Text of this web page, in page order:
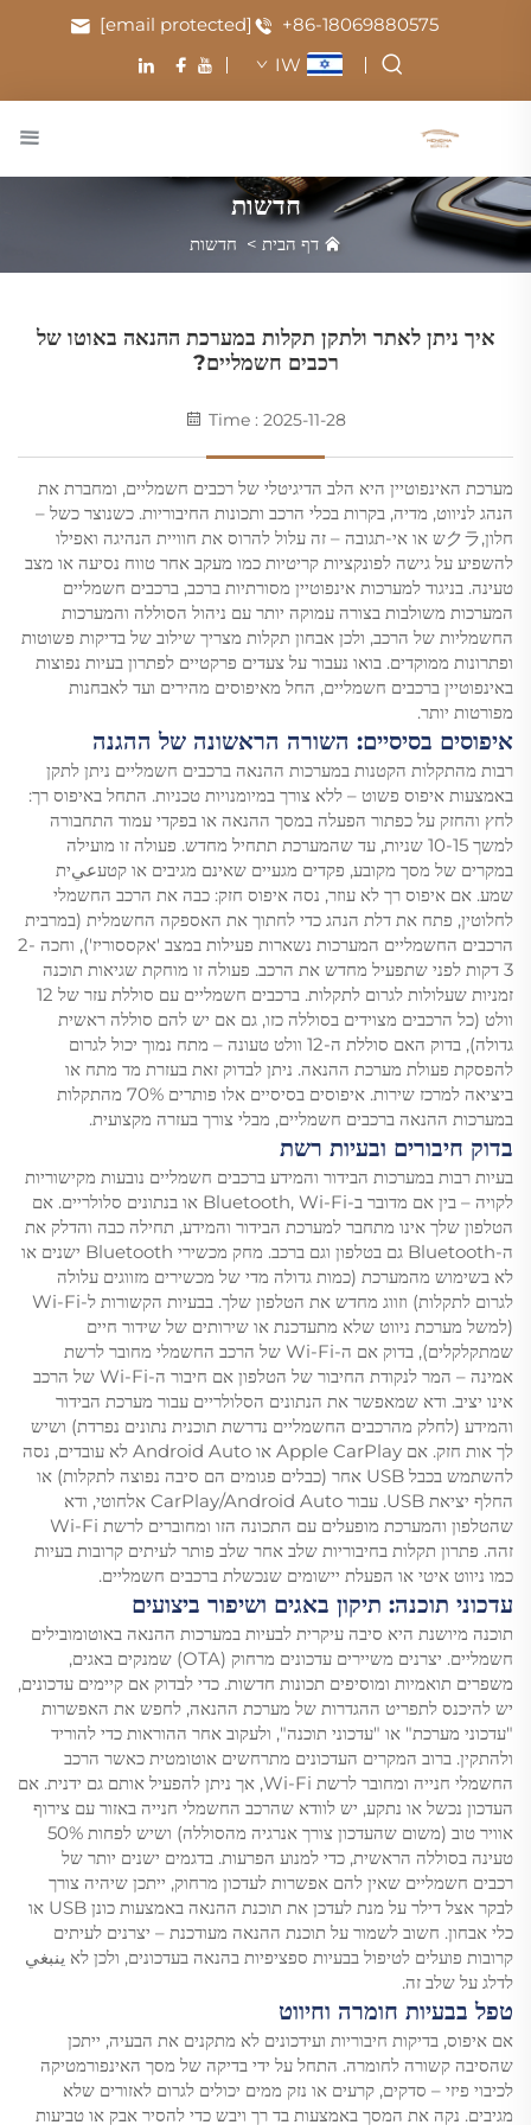
+86-18069880575
[email protected]
IW
חדשות
דף הבית > חדשות
איך ניתן לאתר ולתקן תקלות במערכת ההנאה באוטו של
רכבים חשמליים?
Time : 2025-11-28
מערכת האינפוטיין היא הלב הדיגיטלי של רכבים חשמליים, ומחברת את
הנהג לניווט, מדיה, בקרות בכלי הרכב ותכונות החיבוריות. כשנוצר כשל –
חלון,クラש או אי-תגובה – זה עלול להרוס את חוויית הנהיגה ואפילו
להשפיע על גישה לפונקציות קריטיות כמו מעקב אחר טווח נסיעה או מצב
טעינה. בניגוד למערכות אינפוטיין מסורתיות ברכב, ברכבים חשמליים
המערכות משולבות בצורה עמוקה יותר עם ניהול הסוללה והמערכות
החשמליות של הרכב, ולכן אבחון תקלות מצריך שילוב של בדיקות פשוטות
ופתרונות ממוקדים. בואו נעבור על צעדים פרקטיים לפתרון בעיות נפוצות
באינפוטיין ברכבים חשמליים, החל מאיפוסים מהירים ועד לאבחנות
מפורטות יותר.
איפוסים בסיסיים: השורה הראשונה של ההגנה
רבות מהתקלות הקטנות במערכות ההנאה ברכבים חשמליים ניתן לתקן
באמצעות איפוס פשוט – ללא צורך במיומנויות טכניות. התחל באיפוס רך:
לחץ והחזק על כפתור הפעלה במסך ההנאה או בפקדי עמוד התחבורה
למשך 10-15 שניות, עד שהמערכת תתחיל מחדש. פעולה זו מועילה
במקרים של מסך מקובע, פקדים מגעיים שאינם מגיבים או קטעعيית
שמע. אם איפוס רך לא עוזר, נסה איפוס חזק: כבה את הרכב החשמלי
לחלוטין, פתח את דלת הנהג כדי לחתוך את האספקה החשמלית (במרבית
הרכבים החשמליים המערכות נשארות פעילות במצב 'אקססוריז'), וחכה 2-
3 דקות לפני שתפעיל מחדש את הרכב. פעולה זו מוחקת שגיאות תוכנה
זמניות שעלולות לגרום לתקלות. ברכבים חשמליים עם סוללת עזר של 12
וולט (כל הרכבים מצוידים בסוללה כזו, גם אם יש להם סוללה ראשית
גדולה), בדוק האם סוללת ה-12 וולט טעונה – מתח נמוך יכול לגרום
להפסקת פעולת מערכת ההנאה. ניתן לבדוק זאת בעזרת מד מתח או
ביציאה למרכז שירות. איפוסים בסיסיים אלו פותרים 70% מהתקלות
במערכות ההנאה ברכבים חשמליים, מבלי צורך בעזרה מקצועית.
בדוק חיבורים ובעיות רשת
בעיות רבות במערכות הבידור והמידע ברכבים חשמליים נובעות מקישוריות
לקויה – בין אם מדובר ב-Bluetooth, Wi-Fi או בנתונים סלולריים. אם
הטלפון שלך אינו מתחבר למערכת הבידור והמידע, תחילה כבה והדלק את
ה-Bluetooth גם בטלפון וגם ברכב. מחק מכשירי Bluetooth ישנים או
לא בשימוש מהמערכת (כמות גדולה מדי של מכשירים מזווגים עלולה
לגרום לתקלות) וזווג מחדש את הטלפון שלך. בבעיות הקשורות ל-Wi-Fi
(למשל מערכת ניווט שלא מתעדכנת או שירותים של שידור חיים
שמתקלקלים), בדוק אם ה-Wi-Fi של הרכב החשמלי מחובר לרשת
אמינה – המר לנקודת החיבור של הטלפון אם חיבור ה-Wi-Fi של הרכב
אינו יציב. ודא שמאפשר את הנתונים הסלולריים עבור מערכת הבידור
והמידע (לחלק מהרכבים החשמליים נדרשת תוכנית נתונים נפרדת) ושיש
לך אות חזק. אם Apple CarPlay או Android Auto לא עובדים, נסה
להשתמש בכבל USB אחר (כבלים פגומים הם סיבה נפוצה לתקלות) או
החלף יציאת USB. עבור CarPlay/Android Auto אלחוטי, ודא
שהטלפון והמערכת מופעלים עם התכונה הזו ומחוברים לרשת Wi-Fi
זהה. פתרון תקלות בחיבוריות שלב אחר שלב פותר לעיתים קרובות בעיות
כמו ניווט איטי או הפעלת יישומים שנכשלת ברכבים חשמליים.
עדכוני תוכנה: תיקון באגים ושיפור ביצועים
תוכנה מיושנת היא סיבה עיקרית לבעיות במערכות ההנאה באוטומובילים
חשמליים. יצרנים משיירים עדכונים מרחוק (OTA) שמנקים באגים,
משפרים תואמיות ומוסיפים תכונות חדשות. כדי לבדוק אם קיימים עדכונים,
יש להיכנס לתפריט ההגדרות של מערכת ההנאה, לחפש את האפשרות
"עדכוני מערכת" או "עדכוני תוכנה", ולעקוב אחר ההוראות כדי להוריד
ולהתקין. ברוב המקרים העדכונים מתרחשים אוטומטית כאשר הרכב
החשמלי חנייה ומחובר לרשת Wi-Fi, אך ניתן להפעיל אותם גם ידנית. אם
העדכון נכשל או נתקע, יש לוודא שהרכב החשמלי חנייה באזור עם צירוף
אוויר טוב (משום שהעדכון צורך אנרגיה מהסוללה) ושיש לפחות 50%
טעינה בסוללה הראשית, כדי למנוע הפרעות. בדגמים ישנים יותר של
רכבים חשמליים שאין להם אפשרות לעדכון מרחוק, ייתכן שיהיה צורך
לבקר אצל דילר על מנת לעדכן את תוכנת ההנאה באמצעות כונן USB או
כלי אבחון. חשוב לשמור על תוכנת ההנאה מעודכנת – יצרנים לעיתים
קרובות פועלים לטיפול בבעיות ספציפיות בהנאה בעדכונים, ולכן לא ينبغي
לדלג על שלב זה.
טפל בבעיות חומרה וחיווט
אם איפוס, בדיקות חיבוריות ועידכונים לא מתקנים את הבעיה, ייתכן
שהסיבה קשורה לחומרה. התחל על ידי בדיקה של מסך האינפורמטיקה
לכיבוי פיזי – סדקים, קרעים או נזק ממים יכולים לגרום לאזורים שלא
מגיבים. נקה את המסך באמצעות בד רך ויבש כדי להסיר אבק או טביעות